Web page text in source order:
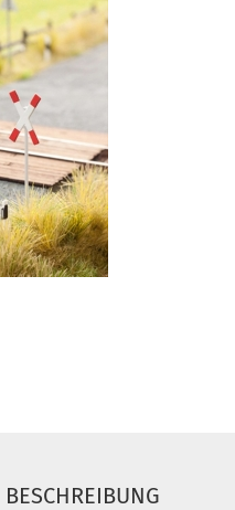
BESCHREIBUNG